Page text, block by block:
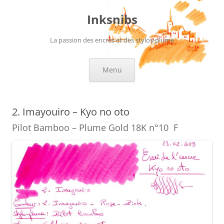
Inksnibs
La passion des encres et des stylos-plume
Menu
2. Imayouiro – Kyo no oto
Pilot Bamboo – Plume Gold 18K n°10 F